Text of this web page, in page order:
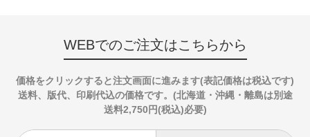
WEBでのご注文はこちらから
価格をクリックすると注文画面に進みます(表記価格は税込です)
送料、版代、印刷代込の価格です。(北海道・沖縄・離島は別途
送料2,750円(税込)必要)